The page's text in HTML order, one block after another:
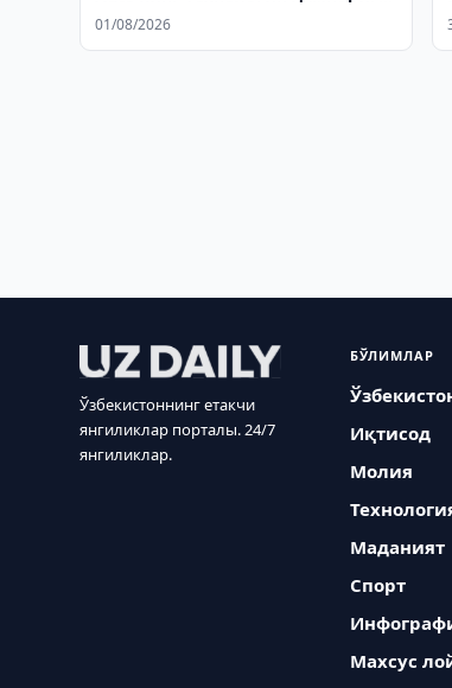
айланди
01/08/2026
Ўзбекистоннинг етакчи
янгиликлар порталы. 24/7
янгиликлар.
БЎЛИМЛАР
Иқтисод
Молия
Маданият
Спорт
Махсус